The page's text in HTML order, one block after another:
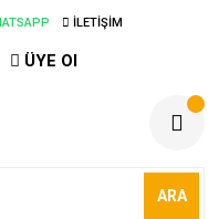
İLETİŞİM
ÜYE Ol
ARA